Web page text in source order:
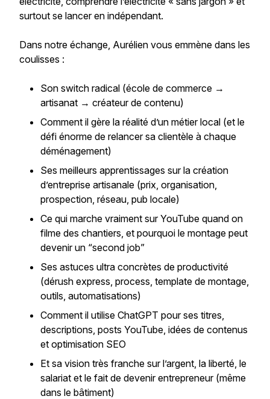
surtout se lancer en indépendant.
Dans notre échange, Aurélien vous emmène dans les
coulisses :
Son switch radical (école de commerce →
artisanat → créateur de contenu)
Comment il gère la réalité d’un métier local (et le
défi énorme de relancer sa clientèle à chaque
déménagement)
Ses meilleurs apprentissages sur la création
d’entreprise artisanale (prix, organisation,
prospection, réseau, pub locale)
Ce qui marche vraiment sur YouTube quand on
filme des chantiers, et pourquoi le montage peut
devenir un “second job”
Ses astuces ultra concrètes de productivité
(dérush express, process, template de montage,
outils, automatisations)
Comment il utilise ChatGPT pour ses titres,
descriptions, posts YouTube, idées de contenus
et optimisation SEO
Et sa vision très franche sur l’argent, la liberté, le
salariat et le fait de devenir entrepreneur (même
dans le bâtiment)